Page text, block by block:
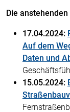
Die
17.04.2024:
Auf dem
Daten und
15.05.2024: